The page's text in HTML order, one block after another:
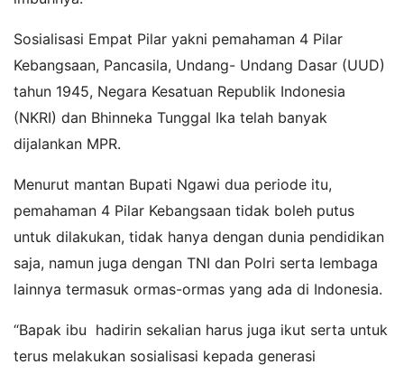
Sosialisasi Empat Pilar yakni pemahaman 4 Pilar
Kebangsaan, Pancasila, Undang- Undang Dasar (UUD)
tahun 1945, Negara Kesatuan Republik Indonesia
(NKRI) dan Bhinneka Tunggal Ika telah banyak
dijalankan MPR.
Menurut mantan Bupati Ngawi dua periode itu,
pemahaman 4 Pilar Kebangsaan tidak boleh putus
untuk dilakukan, tidak hanya dengan dunia pendidikan
saja, namun juga dengan TNI dan Polri serta lembaga
lainnya termasuk ormas-ormas yang ada di Indonesia.
“Bapak ibu hadirin sekalian harus juga ikut serta untuk
terus melakukan sosialisasi kepada generasi